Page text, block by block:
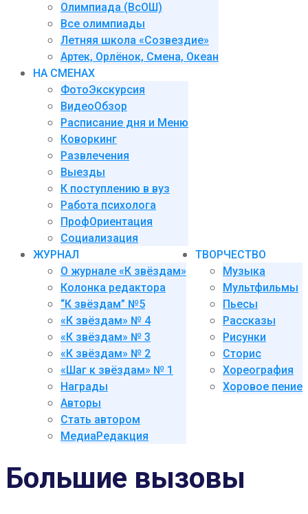
Олимпиада (ВсОШ)
Все олимпиады
Летняя школа «Созвездие»
Артек, Орлёнок, Смена, Океан
НА СМЕНАХ
ФотоЭкскурсия
ВидеоОбзор
Расписание дня и Меню
Коворкинг
Развлечения
Выезды
К поступлению в вуз
Работа психолога
ПрофОриентация
Социализация
ЖУРНАЛ
О журнале «К звёздам»
Колонка редактора
“К звёздам” №5
«К звёздам» № 4
«К звёздам» № 3
«К звёздам» № 2
«Шаг к звёздам» № 1
Награды
Авторы
Стать автором
МедиаРедакция
ТВОРЧЕСТВО
Музыка
Мультфильмы
Пьесы
Рассказы
Рисунки
Сторис
Хореография
Хоровое пение
Большие вызовы